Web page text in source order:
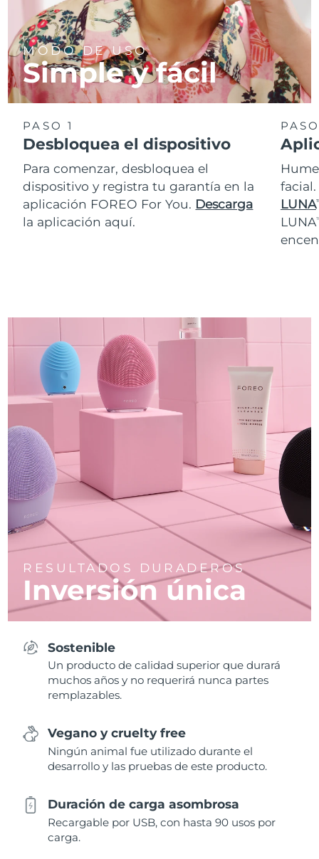
MODO DE USO
Simple y fácil
PASO 1
Desbloquea el dispositivo
Para comenzar, desbloquea el
dispositivo y registra tu garantía en la
aplicación FOREO For You. Descarga
la aplicación aquí.
LUNA
LUNA
RESULTADOS DURADEROS
Inversión única
Sostenible
Un producto de calidad superior que durará
muchos años y no requerirá nunca partes
remplazables.
Vegano y cruelty free
Ningún animal fue utilizado durante el
desarrollo y las pruebas de este producto.
Duración de carga asombrosa
Recargable por USB, con hasta 90 usos por
carga.